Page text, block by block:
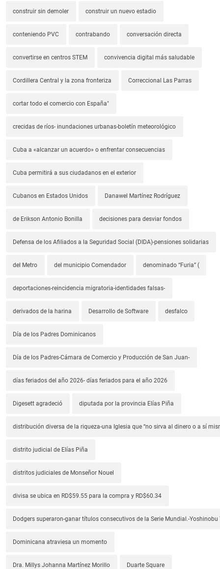
construir sin demoler construir un nuevo estadio
conteniendo PVC contrabando conversación directa
convertirse en centros STEM convivencia digital más saludable
Cordillera Central y la zona fronteriza Correccional Las Parras
cortar todo el comercio con España"
crecidas de ríos- inundaciones urbanas-boletín meteorológico
Cuba a «alcanzar un acuerdo» o enfrentar consecuencias
Cuba permitirá a sus ciudadanos en el exterior
Cubanos en Estados Unidos Danawel Martínez Rodríguez
de Erikson Antonio Bonilla decisiones para desviar fondos
Defensa de los Afiliados a la Seguridad Social (DIDA)-pensiones solidarias
del Metro del municipio Comendador denominado “Furia” (
deportaciones-reincidencia migratoria-identidades falsas-
derivados de la harina Desarrollo de Software desfalco
Día de los Padres Dominicanos
Día de los Padres-Cámara de Comercio y Producción de San Juan-
días feriados del año 2026- días feriados para el año 2026
Digesett agradeció diputada por la provincia Elías Piña
distribución diversa de la riqueza-una Iglesia que “no sirva al dinero o a sí
distrito judicial de Elías Piña
distritos judiciales de Monseñor Nouel
divisa se ubica en RD$59.55 para la compra y RD$60.34
Dodgers superaron-ganar títulos consecutivos de la Serie Mundial.-
Dominicana atraviesa un momento
Dra. Millys Johanna Martínez Morillo Duarte Square